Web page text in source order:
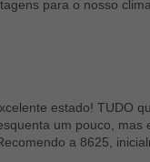
para o nosso
estado! TUDO
um pouco, mas
a 8625,